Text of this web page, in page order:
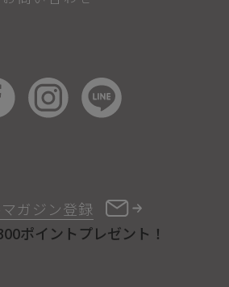
ガジン登録
ポイントプレゼント！